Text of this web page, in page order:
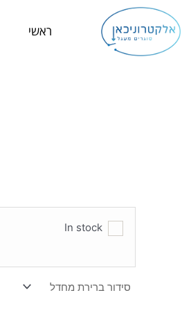
לתוכן
ראשי
In stock